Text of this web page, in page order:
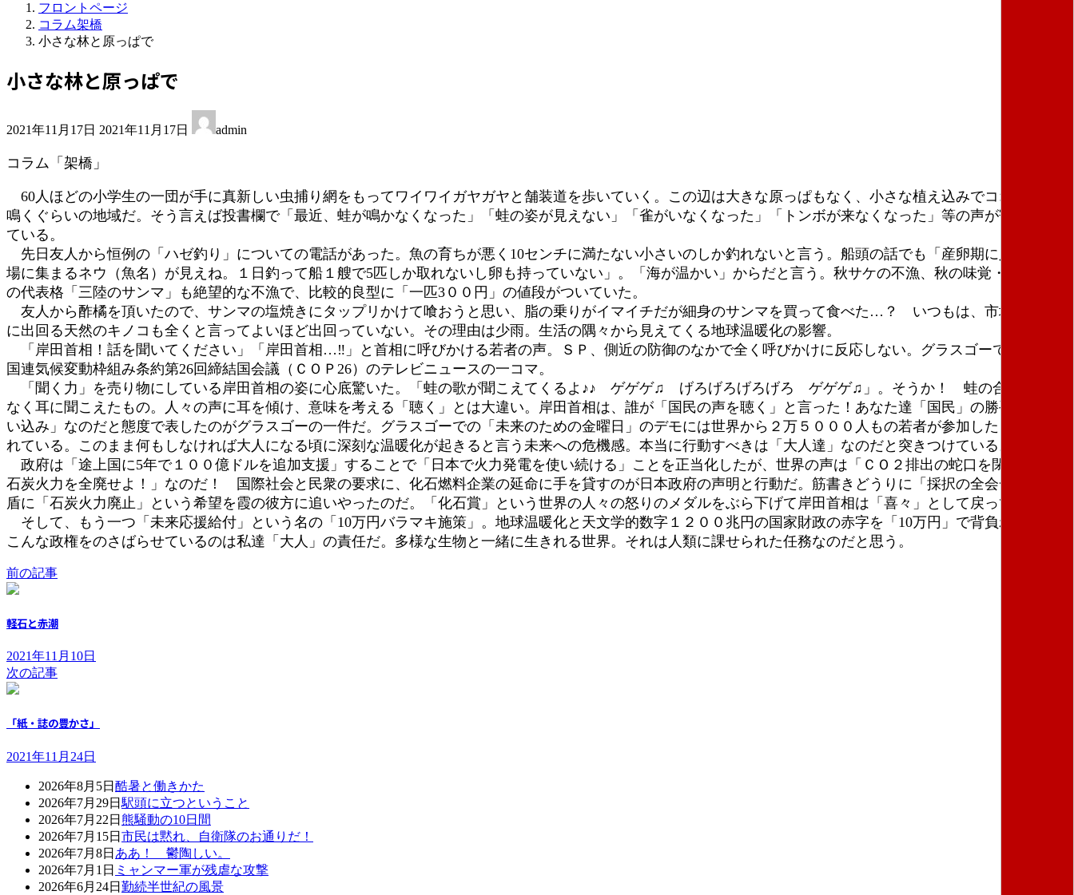
フロントページ
コラム架橋
小さな林と原っぱで
小さな林と原っぱで
2021年11月17日 終
新
時
:
2021年11月17日 admin
コラム「架橋」
60人ほどの小学生の一団が手に真新しい虫捕り網をもってワイワイガヤガヤと舗装道を歩いていく。この辺は大きな原っぱもなく、小さな植え込みでコオロギが
鳴くぐらいの地域だ。そう言えば投書欄で「最近、蛙が鳴かなくなった」「蛙の姿が見えない」「雀がいなくなった」「トンボが来なくなった」等の声が寄せられ
ている。
先日友人から恒例の「ハゼ釣り」についての電話があった。魚の育ちが悪く10センチに満たない小さいのしか釣れないと言う。船頭の話でも「産卵期に入って岩
場に集まるネウ（魚名）が見えね。１日釣って船１艘で5匹しか取れないし卵も持っていない」。「海が温かい」からだと言う。秋サケの不漁、秋の味覚・庶民の魚
の代表格「三陸のサンマ」も絶望的な不漁で、比較的良型に「一匹3００円」の値段がついていた。
友人から酢橘を頂いたので、サンマの塩焼きにタップリかけて喰おうと思い、脂の乗りがイマイチだが細身のサンマを買って食べた…？ いつもは、市場に豊富
に出回る天然のキノコも全くと言ってよいほど出回っていない。その理由は少雨。生活の隅々から見えてくる地球温暖化の影響。
「岸田首相！話を聞いてください」「岸田首相…‼」と首相に呼びかける若者の声。ＳＰ、側近の防御のなかで全く呼びかけに反応しない。グラスゴーで開かれた
国連気候変動枠組み条約第26回締結国会議（ＣＯＰ26）のテレビニュースの一コマ。
「聞く力」を売り物にしている岸田首相の姿に心底驚いた。「蛙の歌が聞こえてくるよ♪♪ ゲゲゲ♫ げろげろげろげろ ゲゲゲ♫」。そうか！ 蛙の合唱は何と
なく耳に聞こえたもの。人々の声に耳を傾け、意味を考える「聴く」とは大違い。岸田首相は、誰が「国民の声を聴く」と言った！あなた達「国民」の勝手な「思
い込み」なのだと態度で表したのがグラスゴーの一件だ。グラスゴーでの「未来のための金曜日」のデモには世界から２万５０００人もの若者が参加したと報道さ
れている。このまま何もしなければ大人になる頃に深刻な温暖化が起きると言う未来への危機感。本当に行動すべきは「大人達」なのだと突きつけている。
政府は「途上国に5年で１００億ドルを追加支援」することで「日本で火力発電を使い続ける」ことを正当化したが、世界の声は「ＣＯ２排出の蛇口を閉めろ！
石炭火力を全廃せよ！」なのだ！ 国際社会と民衆の要求に、化石燃料企業の延命に手を貸すのが日本政府の声明と行動だ。筋書きどうりに「採択の全会一致」を
盾に「石炭火力廃止」という希望を霞の彼方に追いやったのだ。「化石賞」という世界の人々の怒りのメダルをぶら下げて岸田首相は「喜々」として戻ってきた。
そして、もう一つ「未来応援給付」という名の「10万円バラマキ施策」。地球温暖化と天文学的数字１２００兆円の国家財政の赤字を「10万円」で背負わせる。
こんな政権をのさばらせているのは私達「大人」の責任だ。多様な生物と一緒に生きれる世界。それは人類に課せられた任務なのだと思う。 （朝田）
前の記事
軽石と赤潮
2021年11月10日
次の記事
「紙・誌の豊かさ」
2021年11月24日
2026年8月5日 酷暑と働きかた
2026年7月29日 駅頭に立つということ
2026年7月22日 熊騒動の10日間
2026年7月15日 市民は黙れ、自衛隊のお通りだ！
2026年7月8日 ああ！ 鬱陶しい。
2026年7月1日 ミャンマー軍が残虐な攻撃
2026年6月24日 勤続半世紀の風景